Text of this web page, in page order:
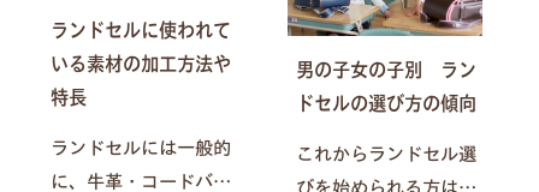
回はランドセルのパー
ツの中から、ナスカ
ン・Dカンの工夫をご
紹介いたします。
が盛りだくさん。今回
ごとの工夫を、今まで
以上に詳しくご紹介し
ていきます。
ランドセルに使われて
いる素材の加工方法や
特長
ランドセルには一般的
に、牛革・コードバ
男の子女の子別 ラン
ドセルの選び方の傾向
これからランドセル選
びを始められる方は